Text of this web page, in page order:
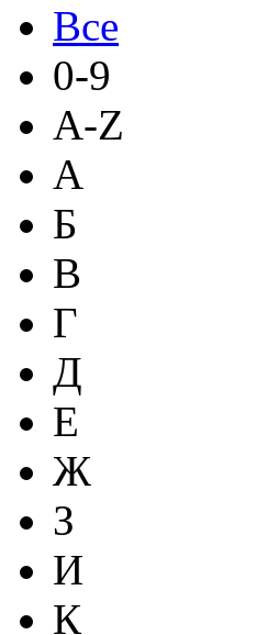
Все
0-9
A-Z
А
Б
В
Г
Д
Е
Ж
З
И
К